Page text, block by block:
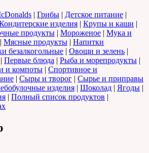
| Грибы | Детское питание |
изделия | Крупы и каши |
продукты | Мороженое | Мука и
| Мясные продукты | Напитки
безалкогольные | Овощи и зелень |
| Первые блюда | Рыба и морепродукты |
и компоты | Спортивное и
| Сыры и творог | Сырье и приправы
изделия | Шоколад | Ягоды |
| Полный список продуктов |